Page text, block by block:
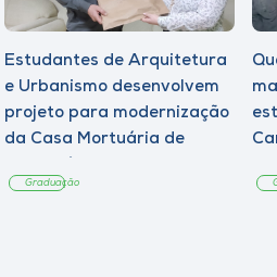
Estudantes de Arquitetura
e Urbanismo desenvolvem
projeto para modernização
da Casa Mortuária de
Graduação